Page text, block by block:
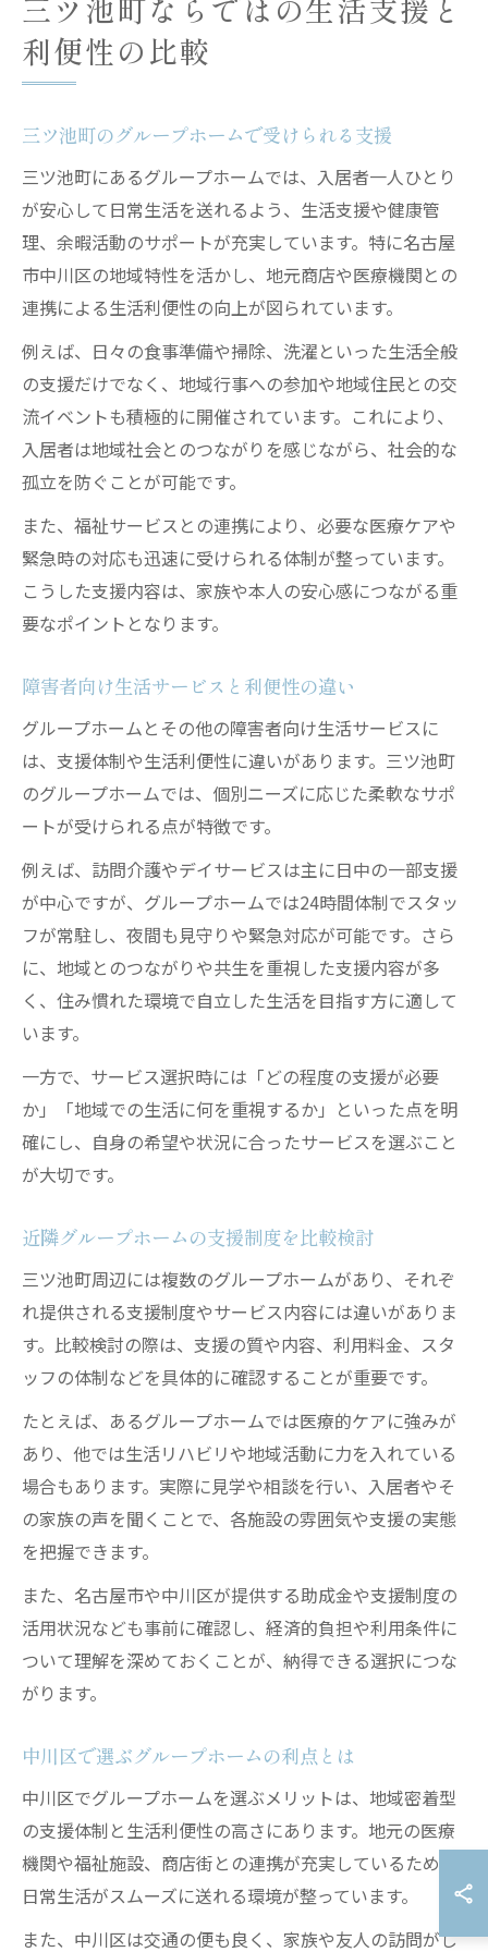
三ツ池町ならではの生活支援と
利便性の比較
三ツ池町のグループホームで受けられる支援
三ツ池町にあるグループホームでは、入居者一人ひとり
が安心して日常生活を送れるよう、生活支援や健康管
理、余暇活動のサポートが充実しています。特に名古屋
市中川区の地域特性を活かし、地元商店や医療機関との
連携による生活利便性の向上が図られています。
例えば、日々の食事準備や掃除、洗濯といった生活全般
の支援だけでなく、地域行事への参加や地域住民との交
流イベントも積極的に開催されています。これにより、
入居者は地域社会とのつながりを感じながら、社会的な
孤立を防ぐことが可能です。
また、福祉サービスとの連携により、必要な医療ケアや
緊急時の対応も迅速に受けられる体制が整っています。
こうした支援内容は、家族や本人の安心感につながる重
要なポイントとなります。
障害者向け生活サービスと利便性の違い
グループホームとその他の障害者向け生活サービスに
は、支援体制や生活利便性に違いがあります。三ツ池町
のグループホームでは、個別ニーズに応じた柔軟なサポ
ートが受けられる点が特徴です。
例えば、訪問介護やデイサービスは主に日中の一部支援
が中心ですが、グループホームでは24時間体制でスタッ
フが常駐し、夜間も見守りや緊急対応が可能です。さら
に、地域とのつながりや共生を重視した支援内容が多
く、住み慣れた環境で自立した生活を目指す方に適して
います。
一方で、サービス選択時には「どの程度の支援が必要
か」「地域での生活に何を重視するか」といった点を明
確にし、自身の希望や状況に合ったサービスを選ぶこと
が大切です。
近隣グループホームの支援制度を比較検討
三ツ池町周辺には複数のグループホームがあり、それぞ
れ提供される支援制度やサービス内容には違いがありま
す。比較検討の際は、支援の質や内容、利用料金、スタ
ッフの体制などを具体的に確認することが重要です。
たとえば、あるグループホームでは医療的ケアに強みが
あり、他では生活リハビリや地域活動に力を入れている
場合もあります。実際に見学や相談を行い、入居者やそ
の家族の声を聞くことで、各施設の雰囲気や支援の実態
を把握できます。
また、名古屋市や中川区が提供する助成金や支援制度の
活用状況なども事前に確認し、経済的負担や利用条件に
ついて理解を深めておくことが、納得できる選択につな
がります。
中川区で選ぶグループホームの利点とは
中川区でグループホームを選ぶメリットは、地域密着型
の支援体制と生活利便性の高さにあります。地元の医療
機関や福祉施設、商店街との連携が充実しているため、
日常生活がスムーズに送れる環境が整っています。
また、中川区は交通の便も良く、家族や友人の訪問がし